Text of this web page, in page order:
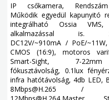
IP csőkamera,
Működik egyedül kapunyitó
integrálható Ossia
alkalmazással is.
DC12V/~910mA / PoE/
CMOS (16:9), motoros
Smart-Sight, 7-
fókusztávolság, 0.1lux
infra hatótávolság, 4db LED,
8Mbps@H.265 /